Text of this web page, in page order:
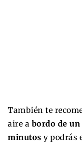
También te
aire a bordo de un
minutos y podrás